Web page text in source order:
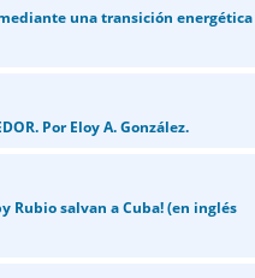
una transición energética
Por Eloy A. González.
Rubio salvan a Cuba! (en inglés